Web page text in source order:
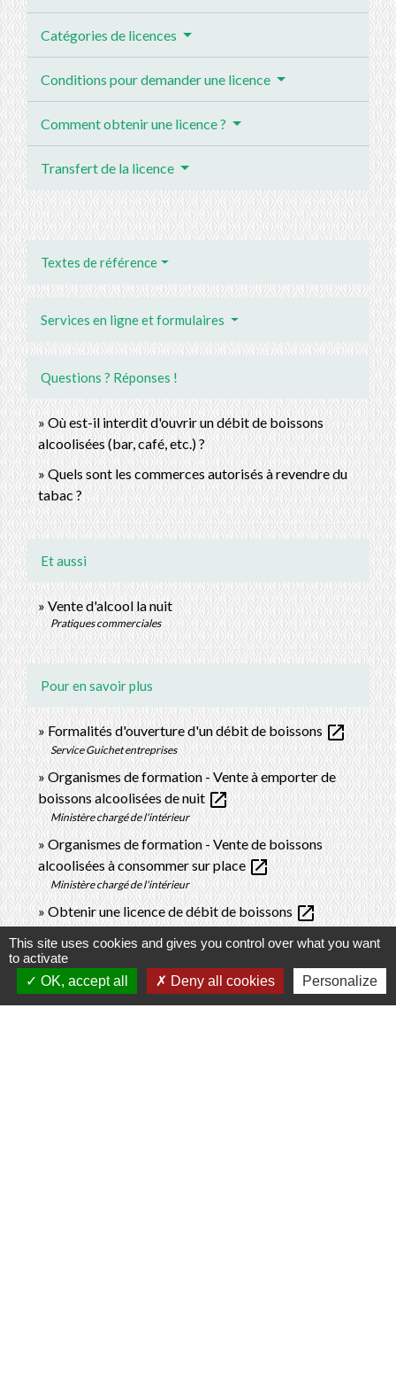
Catégories de licences
Conditions pour demander une licence
Comment obtenir une licence ?
Transfert de la licence
Textes de référence
Services en ligne et formulaires
Questions ? Réponses !
Où est-il interdit d'ouvrir un débit de boissons
alcoolisées (bar, café, etc.) ?
Quels sont les commerces autorisés à revendre du
tabac ?
Et aussi
Vente d'alcool la nuit
Pratiques commerciales
Pour en savoir plus
Formalités d'ouverture d'un débit de boissons open_in_new
Service Guichet entreprises
Organismes de formation - Vente à emporter de
boissons alcoolisées de nuitopen_in_new
Ministère chargé de l'intérieur
Organismes de formation - Vente de boissons
alcoolisées à consommer sur place open_in_new
Ministère chargé de l'intérieur
Obtenir une licence de débit de boissonsopen_in_new
Ministère chargé de l'économie
Signaler une erreur sur cette page
This site uses cookies and gives you control over what you want
to activate
OK, accept all
Deny all cookies Personalize